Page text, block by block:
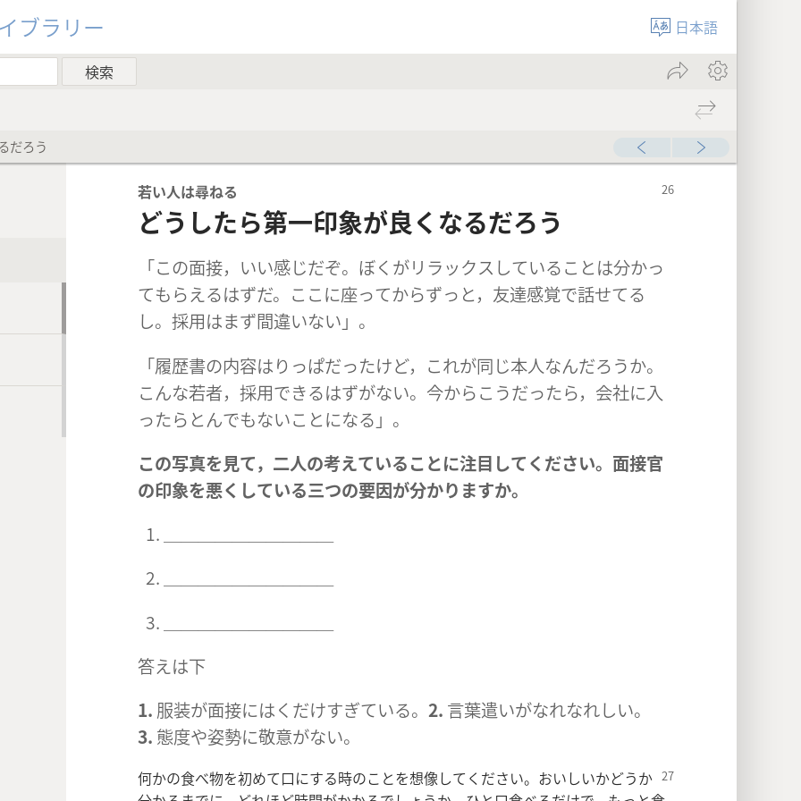
ブラリー 日本語
だろう
若い人は尋ねる
どうしたら第一印象が良くなるだろう
「この面接，いい感じだぞ。ぼくがリラックスしていることは分かっ
てもらえるはずだ。ここに座ってからずっと，友達感覚で話せてる
し。採用はまず間違いない」。
「履歴書の内容はりっぱだったけど，これが同じ本人なんだろうか。
こんな若者，採用できるはずがない。今からこうだったら，会社に入
ったらとんでもないことになる」。
この写真を見て，二人の考えていることに注目してください。面接官
の印象を悪くしている三つの要因が分かりますか。
答えは下
1. 服装が面接にはくだけすぎている。 2. 言葉遣いがなれなれしい。
3. 態度や姿勢に敬意がない。
何かの食べ物を初めて口にする時のことを想像してください。おいしいかどうか